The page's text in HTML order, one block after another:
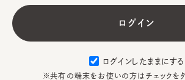
ログインしたままにする
※共有の端末をお使いの方はチェックを